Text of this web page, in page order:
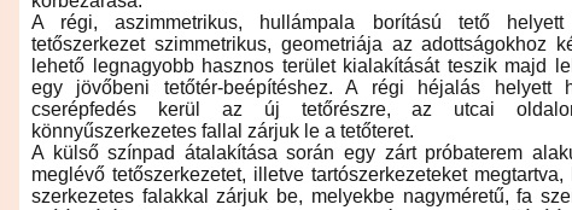
A régi, aszimmetrikus, hullámpala borítású tető
tetőszerkezet szimmetrikus, geometriája az adottságokhoz
lehető legnagyobb hasznos terület kialakítását teszik majd
egy jövőbeni tetőtér-beépítéshez. A régi héjalás helyett
cserépfedés kerül az új tetőrészre, az utcai
könnyűszerkezetes fallal zárjuk le a tetőteret.
A külső színpad átalakítása során egy zárt próbaterem
meglévő tetőszerkezetet, illetve tartószerkezeteket megtartva,
szerkezetes falakkal zárjuk be, melyekbe nagyméretű, fa